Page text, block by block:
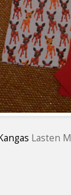
Lasten